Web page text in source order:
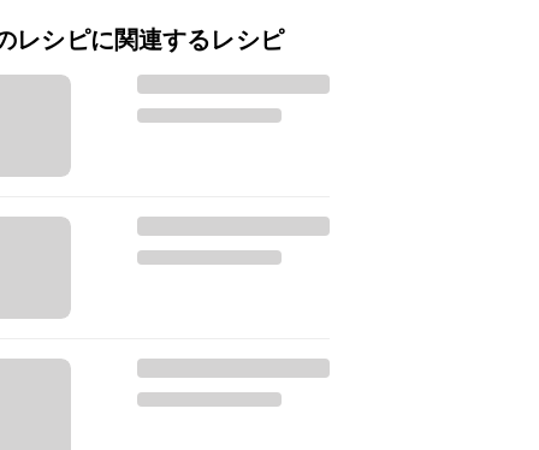
レシピに関連するレシピ